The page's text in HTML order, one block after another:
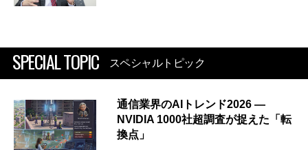
SPECIAL TOPIC スペシャルトピック
通信業界のAIトレンド2026 ―
NVIDIA 1000社超調査が捉えた「転
換点」